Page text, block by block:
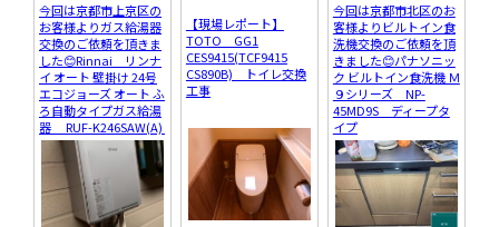
今回は京都市上京区の
お客様よりガス給湯器
交換のご依頼を頂きま
した😊Rinnai リンナ
イ オート 壁掛け 24号
エコジョーズ オート ふ
ろ自動タイプガス給湯
器 RUF-K246SAW(A)
【現場レポート】
TOTO GG1
CES9415(TCF9415
CS890B) トイレ交換
工事
今回は京都市北区のお
客様よりビルトイン食
洗機交換のご依頼を頂
きました😊パナソニッ
ク ビルトイン食洗機 Ｍ
９シリーズ NP-
45MD9S ディープタ
イプ